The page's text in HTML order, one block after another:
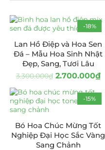
-18%
Lan Hồ Điệp và Hoa Sen
Đá – Mẫu Hoa Sinh Nhật
Đẹp, Sang, Tươi Lâu
3.300.000₫ 2.700.000₫
-15%
Bó Hoa Chúc Mừng Tốt
Nghiệp Đại Học Sắc Vàng
Sang Chảnh